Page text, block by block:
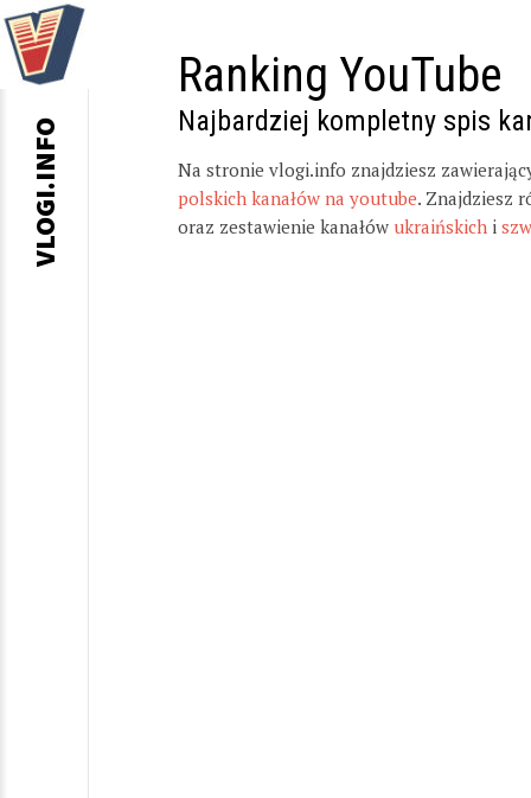
Ranking YouTube
Najbardziej kompletny spis
Na stronie vlogi.info znajdziesz
polskich kanałów na youtube. Znajdziesz
oraz zestawienie kanałów ukraińskich i
VLOGI.INFO